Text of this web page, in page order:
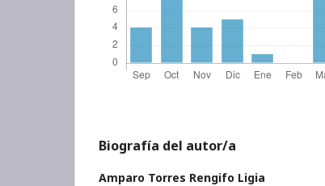
Biografía del autor/a
Amparo Torres Rengifo Ligia